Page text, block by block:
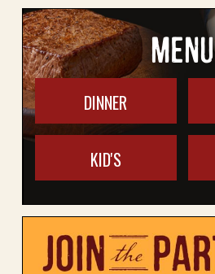
MENU
DINNER
KID'S